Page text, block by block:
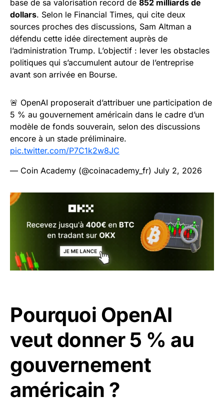
base de sa valorisation record de 852 milliards de
dollars. Selon le Financial Times, qui cite deux
sources proches des discussions, Sam Altman a
défendu cette idée directement auprès de
l’administration Trump. L’objectif : lever les obstacles
politiques qui s’accumulent autour de l’entreprise
avant son arrivée en Bourse.
🚨 OpenAI proposerait d’attribuer une participation de
5 % au gouvernement américain dans le cadre d’un
modèle de fonds souverain, selon des discussions
encore à un stade préliminaire.
pic.twitter.com/P7C1k2w8JC
— Coin Academy (@coinacademy_fr) July 2, 2026
Pourquoi OpenAI
veut donner 5 % au
gouvernement
américain ?